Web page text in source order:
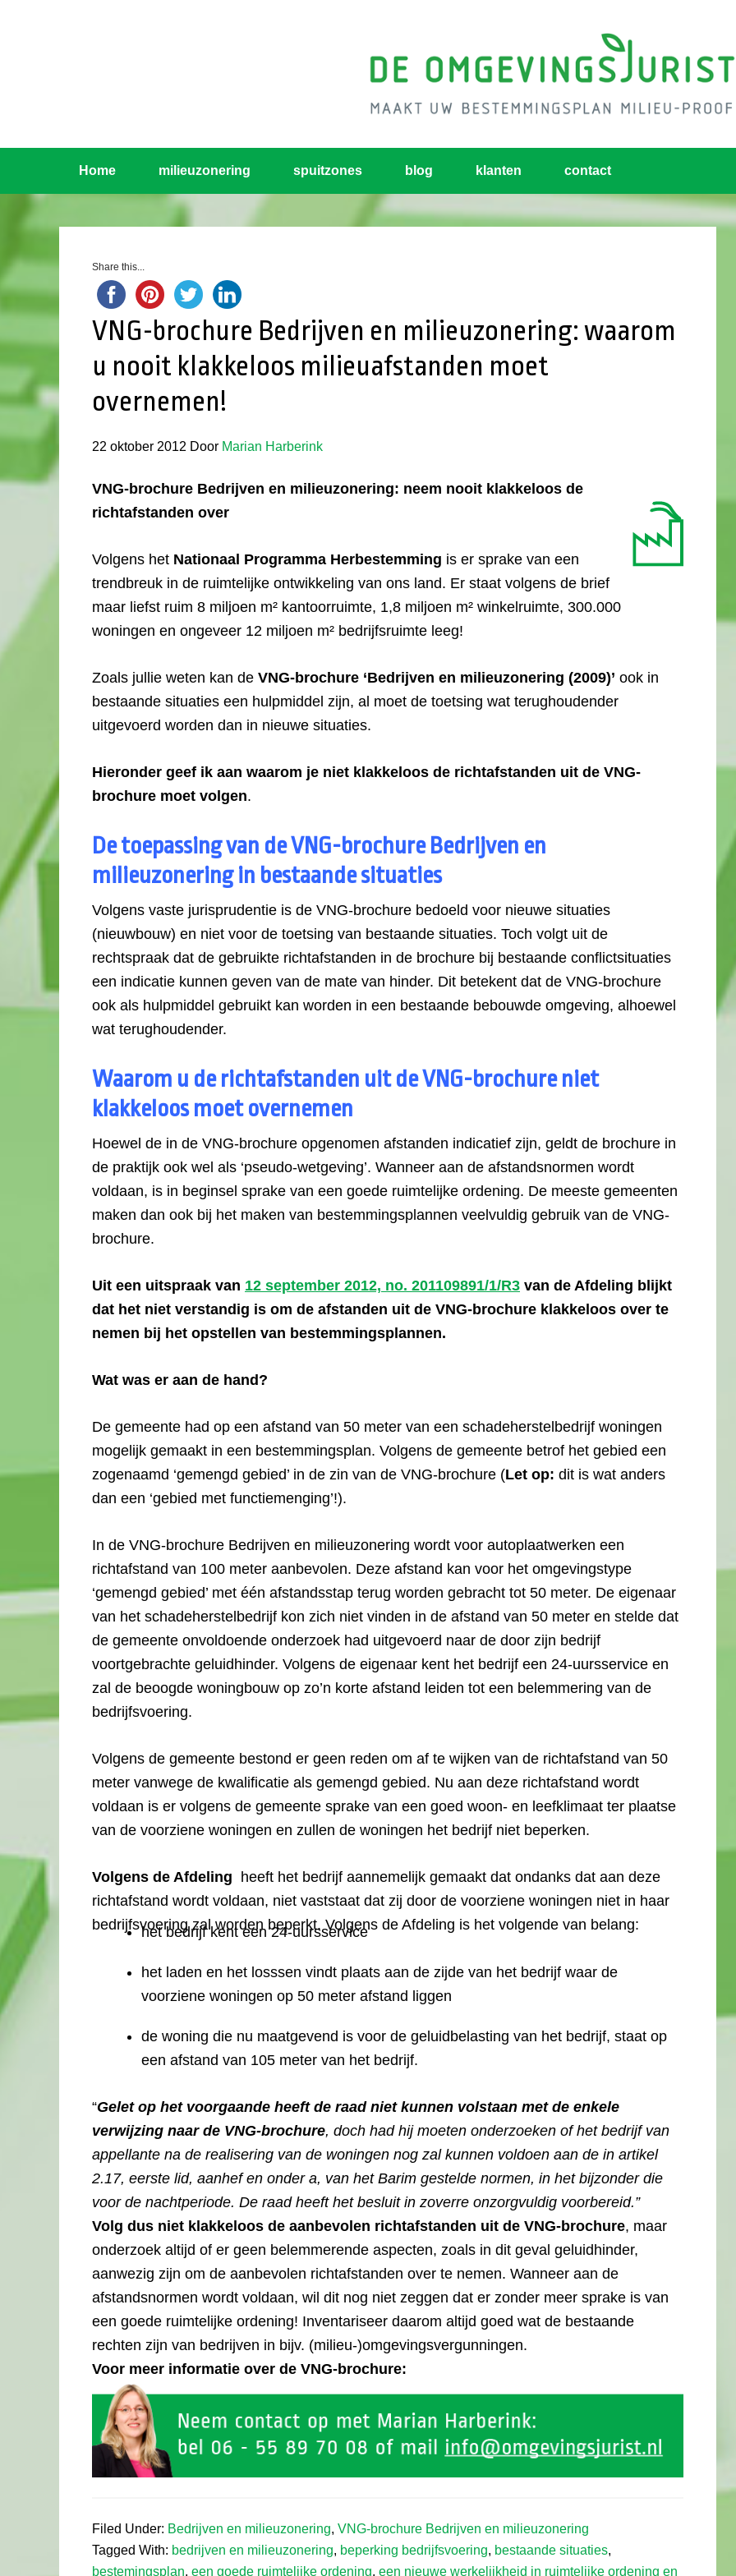
Home milieuzonering spuitzones blog klanten contact
Share this...
VNG-brochure Bedrijven en milieuzonering: waarom
u nooit klakkeloos milieuafstanden moet
overnemen!
22 oktober 2012 Door Marian Harberink
VNG-brochure Bedrijven en milieuzonering: neem nooit klakkeloos de
richtafstanden over
Volgens het Nationaal Programma Herbestemming is er sprake van een
trendbreuk in de ruimtelijke ontwikkeling van ons land. Er staat volgens de brief
maar liefst ruim 8 miljoen m² kantoorruimte, 1,8 miljoen m² winkelruimte, 300.000
woningen en ongeveer 12 miljoen m² bedrijfsruimte leeg!
Zoals jullie weten kan de VNG-brochure ‘Bedrijven en milieuzonering (2009)’ ook in
bestaande situaties een hulpmiddel zijn, al moet de toetsing wat terughoudender
uitgevoerd worden dan in nieuwe situaties.
Hieronder geef ik aan waarom je niet klakkeloos de richtafstanden uit de VNG-
brochure moet volgen.
De toepassing van de VNG-brochure Bedrijven en
milieuzonering in bestaande situaties
Volgens vaste jurisprudentie is de VNG-brochure bedoeld voor nieuwe situaties
(nieuwbouw) en niet voor de toetsing van bestaande situaties. Toch volgt uit de
rechtspraak dat de gebruikte richtafstanden in de brochure bij bestaande conflictsituaties
een indicatie kunnen geven van de mate van hinder. Dit betekent dat de VNG-brochure
ook als hulpmiddel gebruikt kan worden in een bestaande bebouwde omgeving, alhoewel
wat terughoudender.
Waarom u de richtafstanden uit de VNG-brochure niet
klakkeloos moet overnemen
Hoewel de in de VNG-brochure opgenomen afstanden indicatief zijn, geldt de brochure in
de praktijk ook wel als ‘pseudo-wetgeving’. Wanneer aan de afstandsnormen wordt
voldaan, is in beginsel sprake van een goede ruimtelijke ordening. De meeste gemeenten
maken dan ook bij het maken van bestemmingsplannen veelvuldig gebruik van de VNG-
brochure.
Uit een uitspraak van 12 september 2012, no. 201109891/1/R3 van de Afdeling blijkt
dat het niet verstandig is om de afstanden uit de VNG-brochure klakkeloos over te
nemen bij het opstellen van bestemmingsplannen.
Wat was er aan de hand?
De gemeente had op een afstand van 50 meter van een schadeherstelbedrijf woningen
mogelijk gemaakt in een bestemmingsplan. Volgens de gemeente betrof het gebied een
zogenaamd ‘gemengd gebied’ in de zin van de VNG-brochure (Let op: dit is wat anders
dan een ‘gebied met functiemenging’!).
In de VNG-brochure Bedrijven en milieuzonering wordt voor autoplaatwerken een
richtafstand van 100 meter aanbevolen. Deze afstand kan voor het omgevingstype
‘gemengd gebied’ met één afstandsstap terug worden gebracht tot 50 meter. De eigenaar
van het schadeherstelbedrijf kon zich niet vinden in de afstand van 50 meter en stelde dat
de gemeente onvoldoende onderzoek had uitgevoerd naar de door zijn bedrijf
voortgebrachte geluidhinder. Volgens de eigenaar kent het bedrijf een 24-uursservice en
zal de beoogde woningbouw op zo’n korte afstand leiden tot een belemmering van de
bedrijfsvoering.
Volgens de gemeente bestond er geen reden om af te wijken van de richtafstand van 50
meter vanwege de kwalificatie als gemengd gebied. Nu aan deze richtafstand wordt
voldaan is er volgens de gemeente sprake van een goed woon- en leefklimaat ter plaatse
van de voorziene woningen en zullen de woningen het bedrijf niet beperken.
Volgens de Afdeling
heeft het bedrijf aannemelijk gemaakt dat ondanks dat aan deze
richtafstand wordt voldaan, niet vaststaat dat zij door de voorziene woningen niet in haar
bedrijfsvoering zal worden beperkt. Volgens de Afdeling is het volgende van belang:
het bedrijf kent een 24-uursservice
het laden en het losssen vindt plaats aan de zijde van het bedrijf waar de
voorziene woningen op 50 meter afstand liggen
de woning die nu maatgevend is voor de geluidbelasting van het bedrijf, staat op
een afstand van 105 meter van het bedrijf.
“Gelet op het voorgaande heeft de raad niet kunnen volstaan met de enkele
verwijzing naar de VNG-brochure, doch had hij moeten onderzoeken of het bedrijf van
appellante na de realisering van de woningen nog zal kunnen voldoen aan de in artikel
2.17, eerste lid, aanhef en onder a, van het Barim gestelde normen, in het bijzonder die
voor de nachtperiode. De raad heeft het besluit in zoverre onzorgvuldig voorbereid.”
Volg dus niet klakkeloos de aanbevolen richtafstanden uit de VNG-brochure, maar
onderzoek altijd of er geen belemmerende aspecten, zoals in dit geval geluidhinder,
aanwezig zijn om de aanbevolen richtafstanden over te nemen. Wanneer aan de
afstandsnormen wordt voldaan, wil dit nog niet zeggen dat er zonder meer sprake is van
een goede ruimtelijke ordening! Inventariseer daarom altijd goed wat de bestaande
rechten zijn van bedrijven in bijv. (milieu-)omgevingsvergunningen.
Voor meer informatie over de VNG-brochure:
Filed Under: Bedrijven en milieuzonering, VNG-brochure Bedrijven en milieuzonering
Tagged With: bedrijven en milieuzonering, beperking bedrijfsvoering, bestaande situaties,
bestemingsplan, een goede ruimtelijke ordening, een nieuwe werkelijkheid in ruimtelijke ordening en